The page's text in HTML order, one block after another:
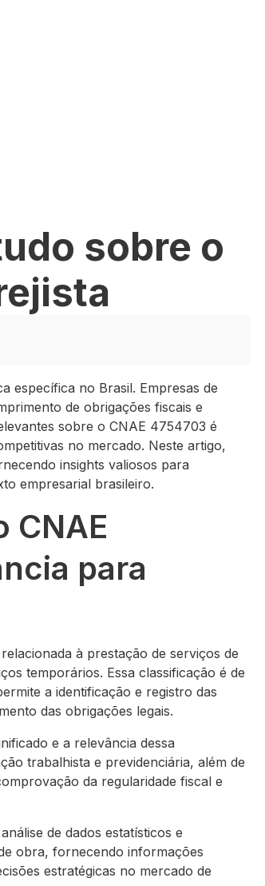
sobre o
específica no Brasil. Empresas de
de obrigações fiscais e
sobre o CNAE 4754703 é
no mercado. Neste artigo,
insights valiosos para
empresarial brasileiro.
CNAE
para
à prestação de serviços de
temporários. Essa classificação é de
a identificação e registro das
das obrigações legais.
e a relevância dessa
trabalhista e previdenciária, além de
da regularidade fiscal e
de dados estatísticos e
obra, fornecendo informações
estratégicas no mercado de